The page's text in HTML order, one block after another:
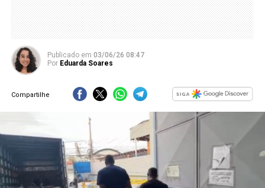
Publicado em 03/06/26 08:47
Por Eduarda Soares
Compartilhe